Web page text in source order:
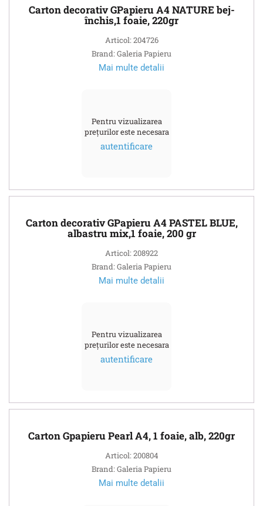
Carton decorativ GPapieru A4 NATURE bej-
închis,1 foaie, 220gr
Articol: 204726
Brand: Galeria Papieru
Mai multe detalii
Pentru vizualizarea
prețurilor este necesara
autentificare
Carton decorativ GPapieru A4 PASTEL BLUE,
albastru mix,1 foaie, 200 gr
Articol: 208922
Brand: Galeria Papieru
Mai multe detalii
Pentru vizualizarea
prețurilor este necesara
autentificare
Carton Gpapieru Pearl A4, 1 foaie, alb, 220gr
Articol: 200804
Brand: Galeria Papieru
Mai multe detalii